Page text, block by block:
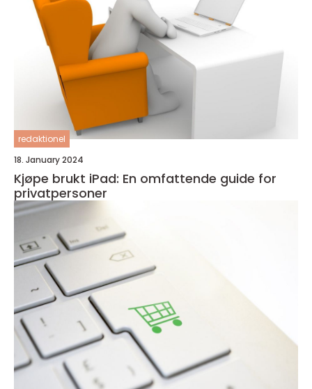
redaktionel
18. January 2024
Kjøpe brukt iPad: En omfattende guide for
privatpersoner